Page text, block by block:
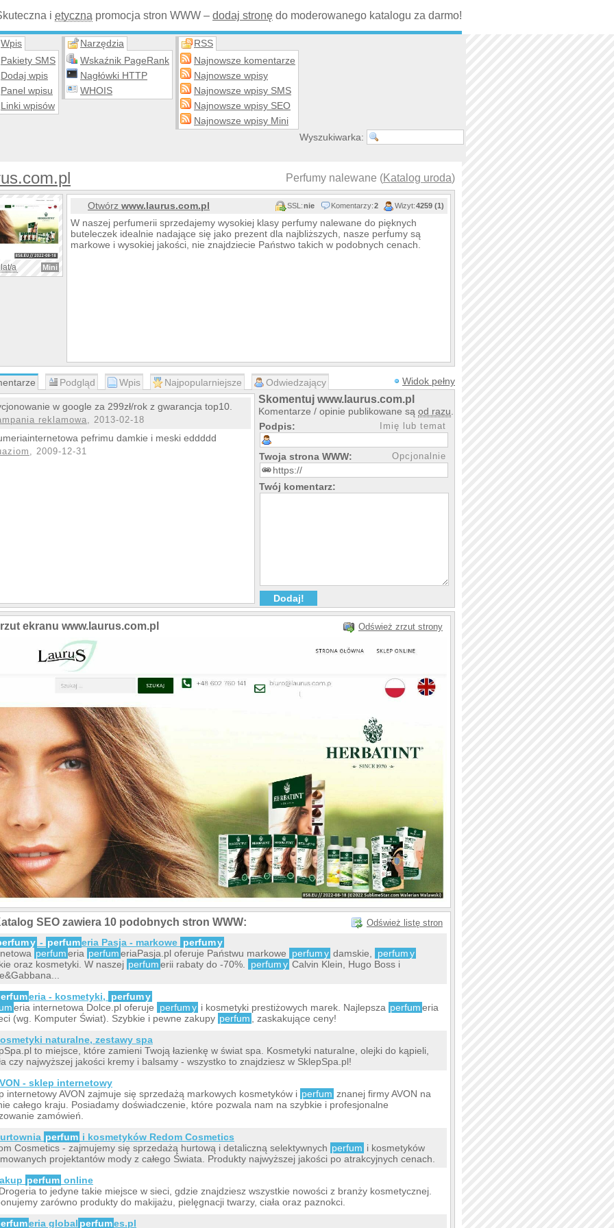
i etyczna promocja stron WWW – dodaj stronę do moderowanego katalogu za darmo!
Wpis
Pakiety SMS
Dodaj wpis
Panel wpisu
Linki wpisów
Narzędzia
Wskaźnik PageRank
Nagłówki HTTP
WHOIS
RSS
Najnowsze komentarze
Najnowsze wpisy
Najnowsze wpisy SMS
Najnowsze wpisy SEO
Najnowsze wpisy Mini
Wyszukiwarka:
Perfumy nalewane (Katalog uroda)
a Mini
Otwórz www.laurus.com.pl SSL:nie Komentarzy:2 Wizyt:4259 (1)
W naszej perfumerii sprzedajemy wysokiej klasy perfumy nalewane do pięknych
buteleczek idealnie nadające się jako prezent dla najbliższych, nasze perfumy są
markowe i wysokiej jakości, nie znajdziecie Państwo takich w podobnych cenach.
Podgląd Wpis Najpopularniejsze Odwiedzający Widok pełny
w google za 299zł/rok z gwarancja top10.
reklamowa, 2013-02-18
pefrimu damkie i meski eddddd
, 2009-12-31
Skomentuj www.laurus.com.pl
Komentarze / opinie publikowane są od razu
Podpis:
Imię lub temat
Twoja strona WWW: Opcjonalnie
Twój komentarz:
ekranu www.laurus.com.pl Odśwież zrzut strony
SEO zawiera 10 podobnych stron WWW: Odśwież listę stron
y - perfumeria Pasja - markowe perfumy
perfumeria perfumeriaPasja.pl oferuje Państwu markowe perfumy damskie, perfumy
oraz kosmetyki. W naszej perfumerii rabaty do -70%. perfumy Calvin Klein, Hugo Boss i
eria - kosmetyki, perfumy
eria internetowa Dolce.pl oferuje perfumy i kosmetyki prestiżowych marek. Najlepsza perfumeria
(wg. Komputer Świat). Szybkie i pewne zakupy perfum
, zaskakujące ceny!
naturalne, zestawy spa
to miejsce, które zamieni Twoją łazienkę w świat spa. Kosmetyki naturalne, olejki do kąpieli,
czy najwyższej jakości kremy i balsamy - wszystko to znajdziesz w SklepSpa.pl!
- sklep internetowy
internetowy AVON zajmuje się sprzedażą markowych kosmetyków i perfum znanej firmy AVON na
całego kraju. Posiadamy doświadczenie, które pozwala nam na szybkie i profesjonalne
zamówień.
perfum i kosmetyków Redom Cosmetics
Cosmetics - zajmujemy się sprzedażą hurtową i detaliczną selektywnych perfum i kosmetyków
projektantów mody z całego Świata. Produkty najwyższej jakości po atrakcyjnych cenach.
perfum online
to jedyne takie miejsce w sieci, gdzie znajdziesz wszystkie nowości z branży kosmetycznej.
zarówno produkty do makijażu, pielęgnacji twarzy, ciała oraz paznokci.
eria global perfumes.pl